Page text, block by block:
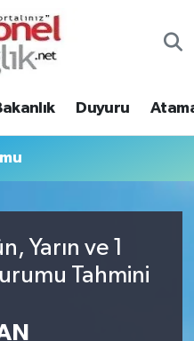
Duyuru
Yarın ve 1
Tahmini